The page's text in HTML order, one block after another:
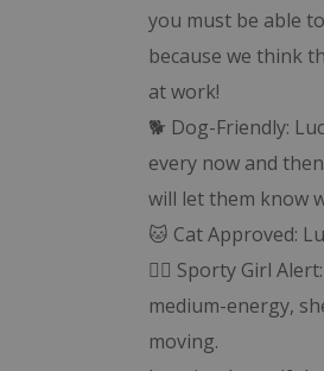
you must be able
because we think
at work!
🐕 Dog-Friendly:
every now and
will let them know
🐱 Cat Approved:
🏃‍♀️ Sporty Girl
medium-energy,
moving.